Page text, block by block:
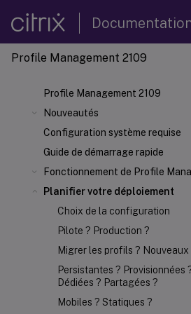
Profile Management 2109
Profile Management 2109
Nouveautés
Configuration système requise
Guide de démarrage rapide
Fonctionnement de Profile
Planifier votre déploiement
Choix de la configuration
Pilote ? Production ?
Migrer les profils ?
Persistantes ? Provisionnées
Dédiées ? Partagées ?
Mobiles ? Statiques ?